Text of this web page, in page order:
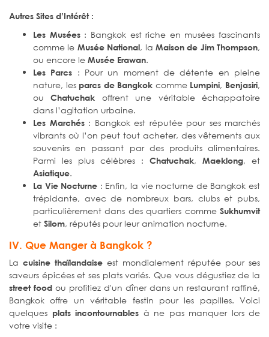
Autres Sites d’Intérêt :
Les Musées: Bangkok est riche en musées fascinants
comme le Musée National, la Maison de Jim Thompson,
ou encore le Musée Erawan.
Les Parcs : Pour un moment de détente en pleine
nature, les parcs de Bangkok comme Lumpini, Benjasiri,
ouChatuchak offrent une véritable échappatoire
dans l’agitation urbaine.
Les Marchés: Bangkok est réputée pour ses marchés
vibrants où l’on peut tout acheter, des vêtements aux
souvenirs en passant par des produits alimentaires.
Parmi les plus célèbres : Chatuchak, Maeklong, et
Asiatique.
La Vie Nocturne : Enfin, la vie nocturne de Bangkok est
trépidante, avec de nombreux bars, clubs et pubs,
particulièrement dans des quartiers comme Sukhumvit
et Silom, réputés pour leur animation nocturne.
IV. Que Manger à Bangkok ?
La cuisine thaïlandaise est mondialement réputée pour ses
saveurs épicées et ses plats variés. Que vous dégustiez de la
street food ou profitiez d'un dîner dans un restaurant raffiné,
Bangkok offre un véritable festin pour les papilles. Voici
quelques plats incontournables à ne pas manquer lors de
votre visite :